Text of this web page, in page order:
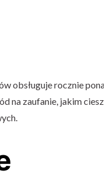
obsługuje rocznie
na zaufanie, jakim